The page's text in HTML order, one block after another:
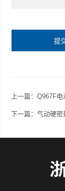
上一篇：Q967F
下一篇：气动硬密